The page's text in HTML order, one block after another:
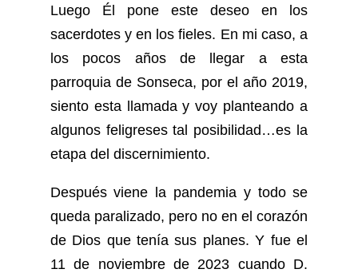
Luego Él pone este deseo en los
sacerdotes y en los fieles. En mi caso, a
los pocos años de llegar a esta
parroquia de Sonseca, por el año 2019,
siento esta llamada y voy planteando a
algunos feligreses tal posibilidad…es la
etapa del discernimiento.
Después viene la pandemia y todo se
queda paralizado, pero no en el corazón
de Dios que tenía sus planes. Y fue el
11 de noviembre de 2023 cuando D.